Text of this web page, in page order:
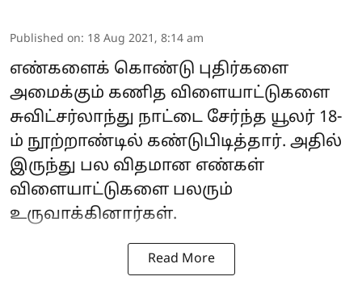
Published on: 18 Aug 2021, 8:14 am
எண்களைக் கொண்டு புதிர்களை
அமைக்கும் கணித விளையாட்டுகளை
சுவிட்சர்லாந்து நாட்டை சேர்ந்த யூலர் 18-
ம் நூற்றாண்டில் கண்டுபிடித்தார். அதில்
இருந்து பல விதமான எண்கள்
விளையாட்டுகளை பலரும்
உருவாக்கினார்கள்.
Read More